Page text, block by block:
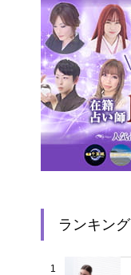
ランキング
1